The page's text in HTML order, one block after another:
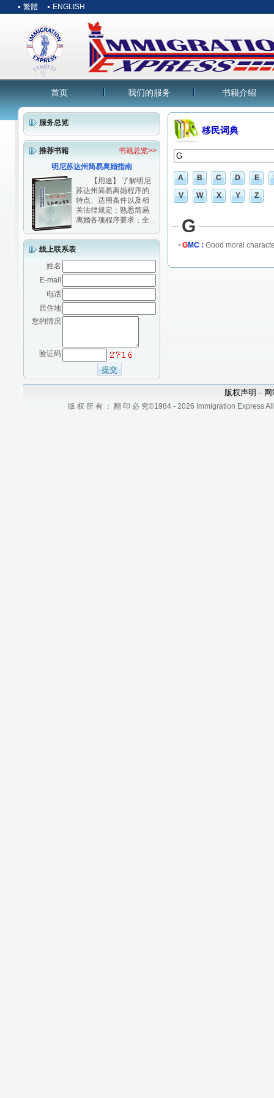
繁體 ENGLISH
首页 我们的服务 书籍介绍
服务总览
推荐书籍
书籍总览>>
明尼苏达州简易离婚指南
【用途】 了解明尼
苏达州简易离婚程序的
特点、适用条件以及相
关法律规定；熟悉简易
离婚各项程序要求；全...
线上联系表
姓名
E-mail
电话
居住地
您的情况
验证码
移民词典
A B C D E
V W X Y Z
G
GMC : Good moral
版权声明 –
版 权 所 有 ： 翻 印 必 究©1984 - 2026 Immigration Express